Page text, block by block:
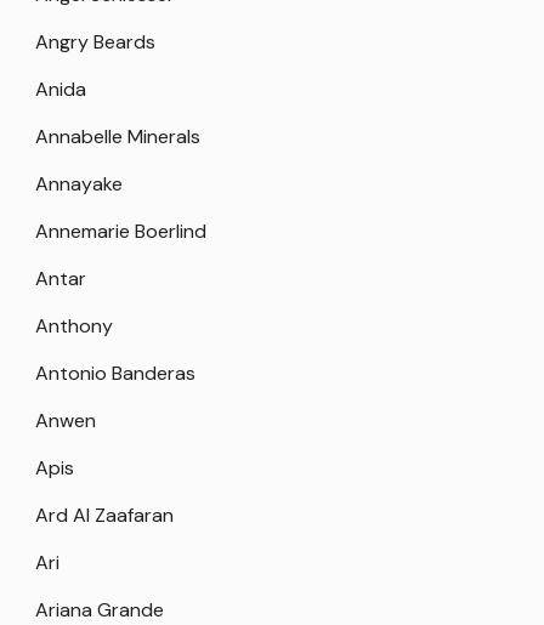
Angry Beards
Anida
Annabelle Minerals
Annayake
Annemarie Boerlind
Antar
Anthony
Antonio Banderas
Anwen
Apis
Ard Al Zaafaran
Ari
Ariana Grande